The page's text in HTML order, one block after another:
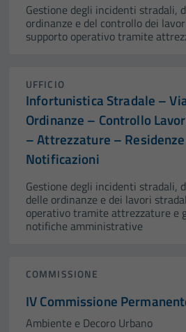
Gestione degli incidenti stradali,
ordinanze e del controllo dei
supporto operativo tramite
UFFICIO
Infortunistica Stradale –
Ordinanze – Controllo
– Attrezzature –
Notificazioni
Gestione degli incidenti stradali,
delle ordinanze e dei lavori
operativo tramite attrezzature e
notifiche amministrative
COMMISSIONE
IV Commissione
Ambiente e Decoro Urbano